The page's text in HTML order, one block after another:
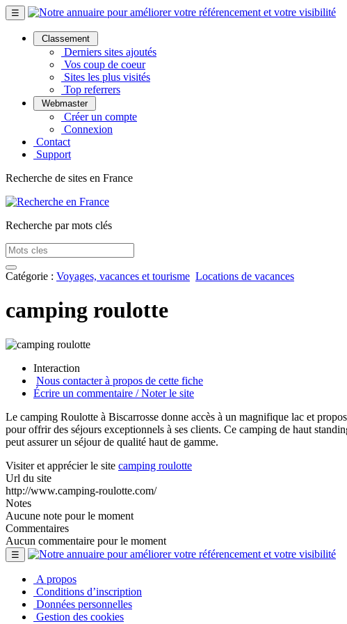
☰
Classement
Derniers sites ajoutés
Vos coup de coeur
Sites les plus visités
Top referrers
Webmaster
Créer un compte
Connexion
Contact
Support
Recherche de sites en France
Recherche par mots clés
Catégorie : Voyages, vacances et tourisme Locations de vacances
camping roulotte
Interaction
Nous contacter à propos de cette fiche
Écrire un commentaire / Noter le site
Le camping Roulotte à Biscarrosse donne accès à un magnifique lac et
pour offrir des séjours exceptionnels à ses clients. Ce camping de haut
peut assurer un séjour de qualité haut de gamme.
Visiter et apprécier le site camping roulotte
Url du site
http://www.camping-roulotte.com/
Notes
Aucune note pour le moment
Commentaires
Aucun commentaire pour le moment
☰
A propos
Conditions d’inscription
Données personnelles
Gestion des cookies